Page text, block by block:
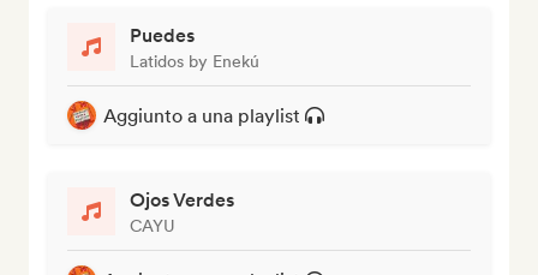
Puedes
Latidos by Enekú
Aggiunto a una playlist
Ojos Verdes
CAYU